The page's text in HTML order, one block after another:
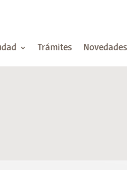
Trámites Novedades